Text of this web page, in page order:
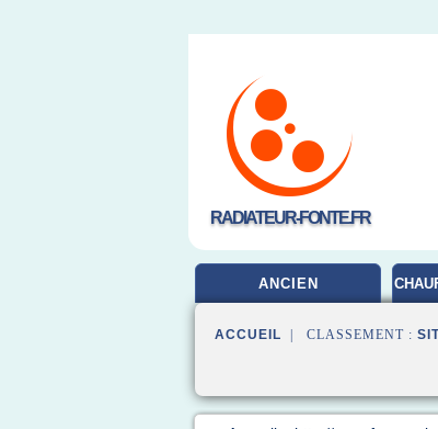
RADIATEUR-FONTE.FR
ANCIEN
ACCUEIL | CLASSEMENT :